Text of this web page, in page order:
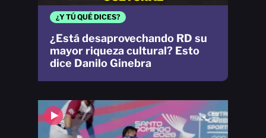
¿Y TÚ QUÉ DICES?
¿Está desaprovechando RD su
mayor riqueza cultural? Esto
dice Danilo Ginebra